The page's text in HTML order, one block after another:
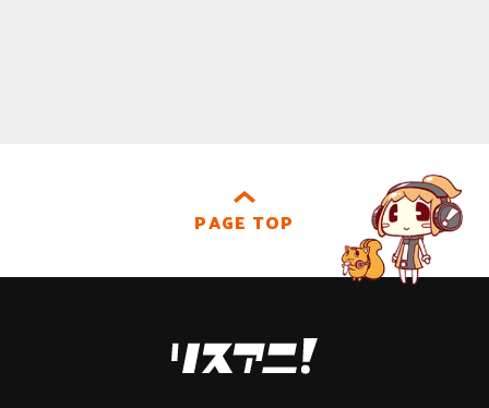
PAGE TOP